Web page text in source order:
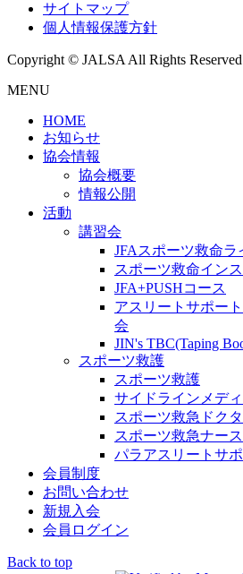
サイトマップ
個人情報保護方針
Copyright © JALSA All Rights
MENU
HOME
お知らせ
協会情報
協会概要
情報公開
活動
講習会
JFAスポーツ救命ラ
スポーツ救命イン
JFA+PUSHコース
アスリートサポー
会
JIN's TBC(Taping
スポーツ救護
スポーツ救護
サイドラインメデ
スポーツ救急ドク
スポーツ救急ナース
パラアスリートサポ
会員制度
お問い合わせ
新規入会
会員ログイン
Back to top